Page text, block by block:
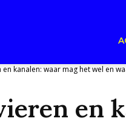
kanalen: waar mag het wel en
en